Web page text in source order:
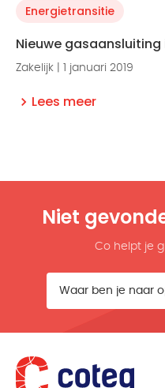
Energietransitie
Nieuwe
Zakelijk | 1 januari 2019
Lees meer
Niet
Co helpt je